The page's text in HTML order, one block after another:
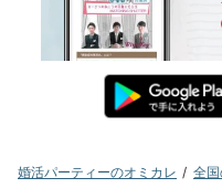
婚活パーティーのオミカレ 全